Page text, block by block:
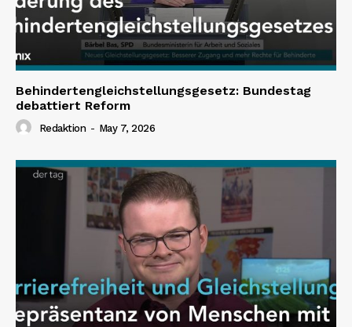
Behindertengleichstellungsgesetz: Bundestag
debattiert Reform
Redaktion - May 7, 2026